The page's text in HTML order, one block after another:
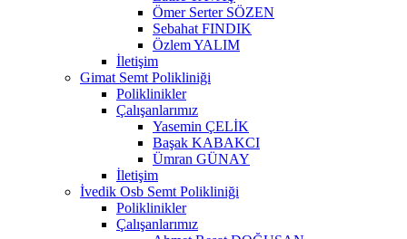
Ömer Serter SÖZEN
Sebahat FINDIK
Özlem YALIM
İletişim
Gimat Semt Polikliniği
Poliklinikler
Çalışanlarımız
Yasemin ÇELİK
Başak KABAKCI
Ümran GÜNAY
İletişim
İvedik Osb Semt Polikliniği
Poliklinikler
Çalışanlarımız